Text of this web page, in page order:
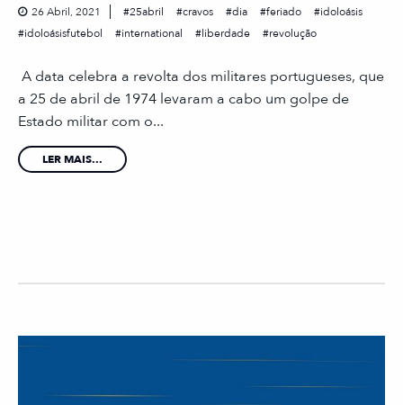
26 Abril, 2021 25abril cravos dia feriado
idoloásis
idoloásisfutebol
international liberdade revolução
A data celebra a revolta dos militares portugueses, que
a 25 de abril de 1974 levaram a cabo um golpe de
Estado militar com o...
LER MAIS...